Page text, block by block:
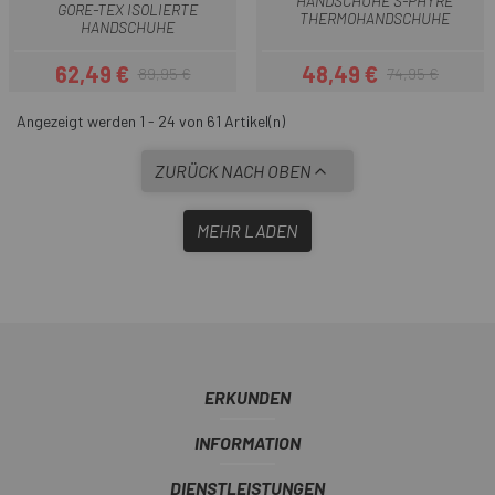
GORE-TEX ISOLIERTE
HANDSCHUHE
Preis
62,49 €Regulärer Preis
89,95 €
THERMOHANDSCHUHE
Preis
48,49 €Regulärer Preis
74,95 €
Angezeigt werden 1 - 24 von 61 Artikel(n)
ZURÜCK NACH OBEN
MEHR LADEN
ERKUNDEN
INFORMATION
DIENSTLEISTUNGEN